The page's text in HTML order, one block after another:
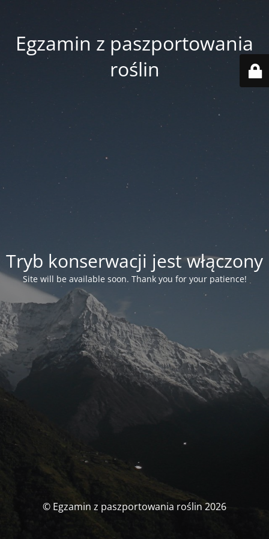
Egzamin z paszportowania
roślin
Tryb konserwacji jest włączony
Site will be available soon. Thank you for your patience!
© Egzamin z paszportowania roślin 2026